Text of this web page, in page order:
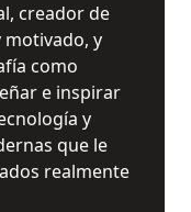
creador de
y
como
e inspirar
y
que le
realmente